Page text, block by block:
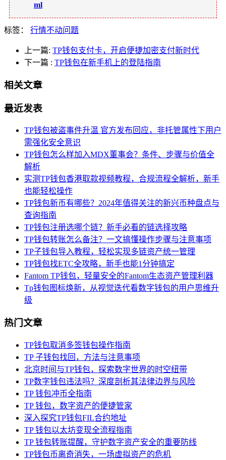
ml
标签： 行情不动问题
上一篇: TP钱包支付卡，开启便捷加密支付新时代
下一篇 : TP钱包在新手机上的登陆指南
相关文章
最近发表
TP钱包被盗事件升温 官方发布回应，非托管属性下用户
需强化安全意识
TP钱包怎么样加入MDX董事会？条件、步骤与价值全
解析
实测TP钱包香港取款视频教程，合规流程全解析，新手
也能轻松操作
TP钱包新币有哪些？2024年值得关注的新兴币种盘点与
查询指南
TP钱包注册选哪个链？新手必看的链选择攻略
TP钱包转账怎么备注？一文搞懂操作步骤与注意事项
TP子钱包导入教程，轻松实现多链资产统一管理
TP钱包找ETC全攻略，新手也能1分钟搞定
Fantom TP钱包，轻量安全的Fantom生态资产管理利器
Tp钱包图标焕新，从视觉迭代看数字钱包的用户思维升
级
热门文章
TP钱包取消多签钱包操作指南
TP 子钱包找回，方法与注意事项
北京时间与TP钱包，探索数字世界的时空纽带
TP数字钱包违法吗？深度剖析其法律边界与风险
TP 钱包冲币全指南
TP 钱包，数字资产的便捷管家
深入探究TP钱包FIL合约地址
TP 钱包以太坊变现全流程指南
TP 钱包转账提醒，守护数字资产安全的重要防线
TP钱包币离奇消失，一场虚拟资产的危机